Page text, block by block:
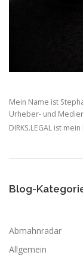
Mein Name ist
Urheber- und
DIRKS.LEGAL ist
Blog-
Abmahnradar
Allgemein